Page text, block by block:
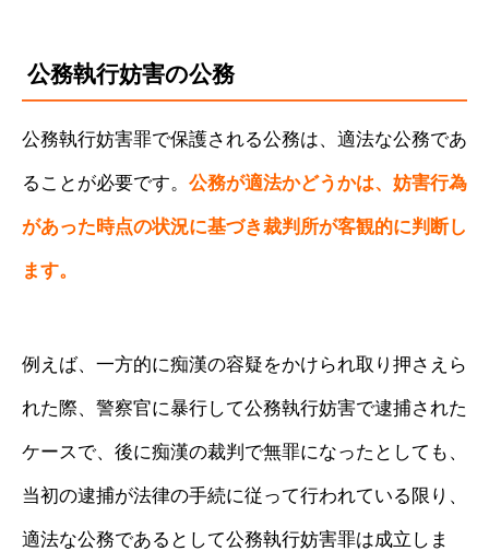
公務執行妨害の公務
公務執行妨害罪で保護される公務は、適法な公務であ
ることが必要です。 公務が適法かどうかは、妨害行為
があった時点の状況に基づき裁判所が客観的に判断し
ます。
例えば、一方的に痴漢の容疑をかけられ取り押さえら
れた際、警察官に暴行して公務執行妨害で逮捕された
ケースで、後に痴漢の裁判で無罪になったとしても、
当初の逮捕が法律の手続に従って行われている限り、
適法な公務であるとして公務執行妨害罪は成立しま